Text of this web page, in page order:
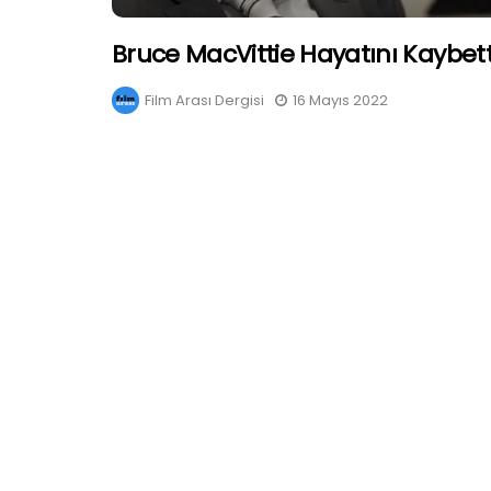
Bruce MacVittie Hayatını
Film Arası Dergisi 16 Mayıs 2022